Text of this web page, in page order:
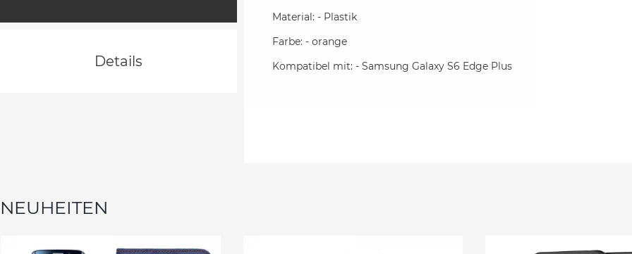
Details
Material: - Plastik
Farbe: - orange
Kompatibel mit: - Samsung Galaxy S6 Edge Plus
NEUHEITEN